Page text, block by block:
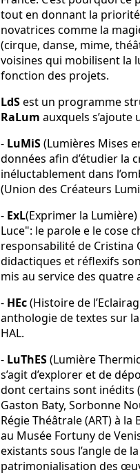
tout en donnant la
novatrices comme la
(cirque, danse, mime,
voisines qui mobilisent la
fonction des projets.
LdSest un programme
RaLum auxquels s’ajoute
- LuMiS(Lumières Mises
données afin d’étudier la
inéluctablement dans
(Union des Créateurs
- ExL(Exprimer la
Luce": le parole e le cose
responsabilité de Cristina
didactiques et réflexifs
mis au service des quatre
- HEc(Histoire de
anthologie de textes sur
HAL.
- LuThES(Lumière
s’agit d’explorer et de
dont certains sont inédits
Gaston Baty, Sorbonne
Régie Théâtrale (ART) à
au Musée Fortuny de
existants sous l’angle de
patrimonialisation des